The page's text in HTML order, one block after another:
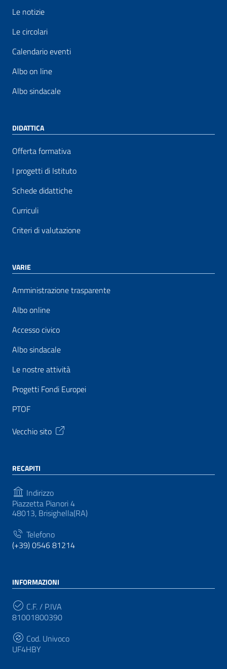
Le notizie
Le circolari
Calendario eventi
Albo on line
Albo sindacale
DIDATTICA
Offerta formativa
I progetti di Istituto
Schede didattiche
Curriculi
Criteri di valutazione
VARIE
Amministrazione trasparente
Albo online
Accesso civico
Albo sindacale
Le nostre attività
Progetti Fondi Europei
PTOF
Vecchio sito
RECAPITI
Indirizzo
Piazzetta Pianori 4
48013, Brisighella(RA)
Telefono
(+39) 0546 81214
INFORMAZIONI
C.F. / P.IVA
81001800390
Cod. Univoco
UF4HBY